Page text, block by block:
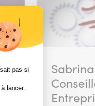
:
pas si
lancer.